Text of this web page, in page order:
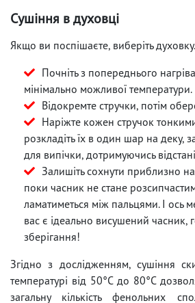
Сушіння в духовці
Якщо ви поспішаєте, виберіть духовку.
Почніть з попереднього
мінімально можливої ​​температури.
Відокремте стручки, потім
Наріжте кожен стручок
розкладіть їх в один шар на деку,
для випічки, дотримуючись
Залишіть сохнути приблизно
поки часник не стане
ламатиметься між пальцями. І ось
вас є ідеально висушений часник,
зберігання!
Згідно з дослідженням, сушіння
температурі від 50°C до 80°C
загальну кількість фенольних